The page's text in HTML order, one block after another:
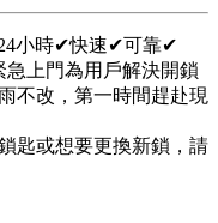
小時✔快速✔可靠✔
急上門為用戶解決開鎖
不改，第一時間趕赴現
匙或想要更換新鎖，請